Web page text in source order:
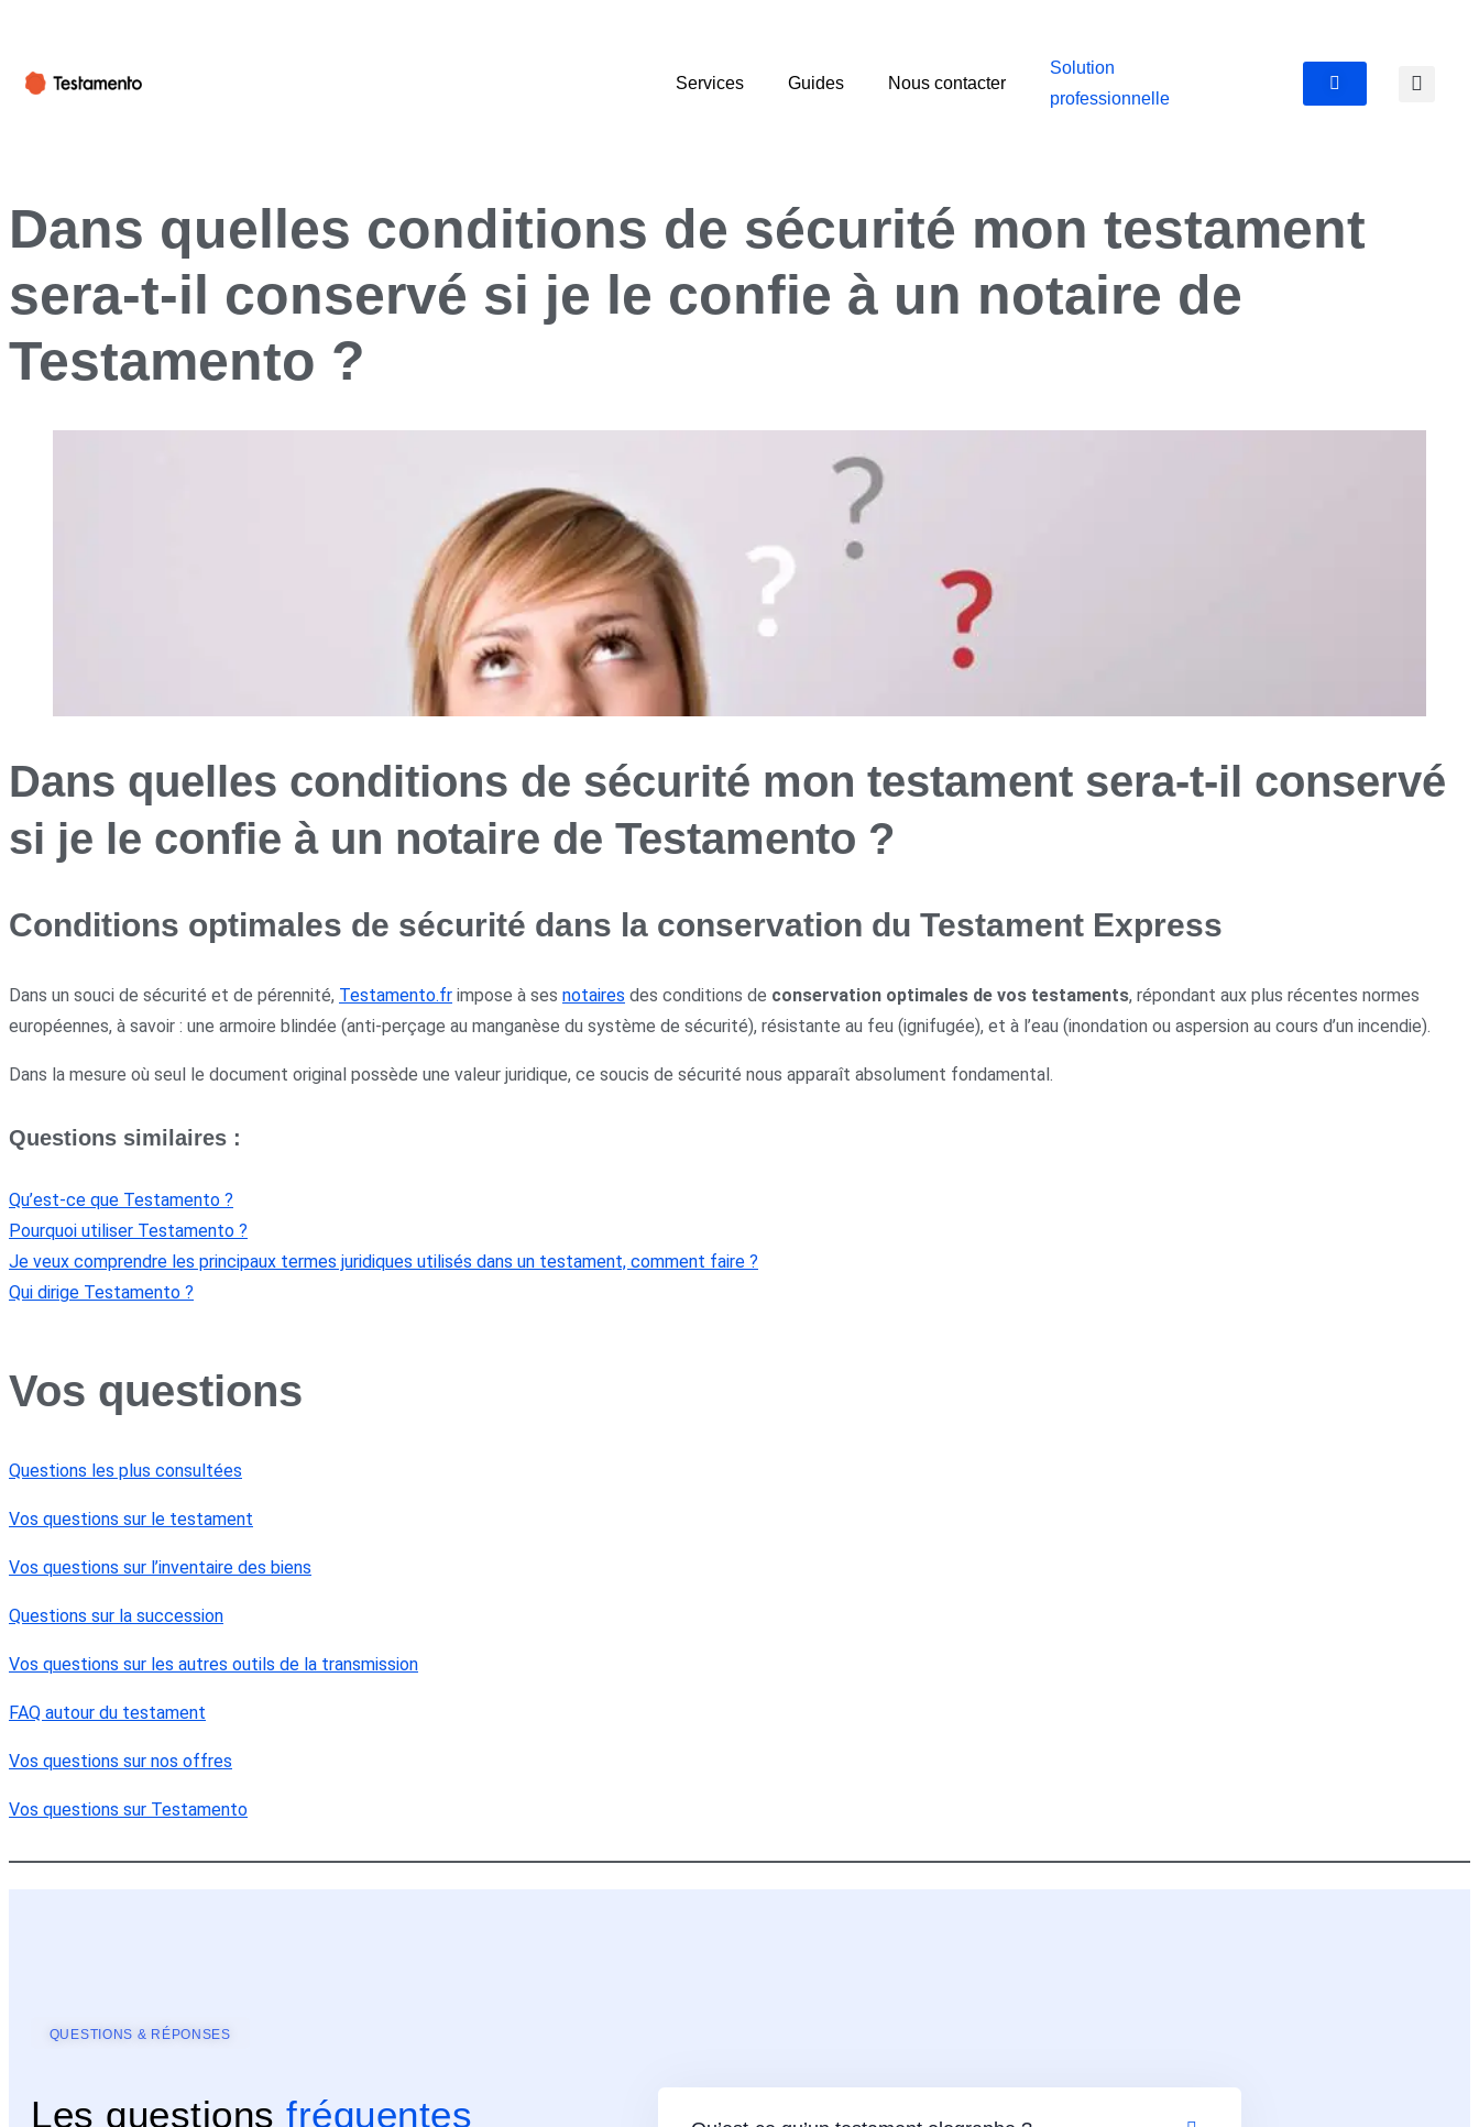
Services Guides Nous contacter
Solution
professionnelle
Dans quelles conditions de sécurité mon testament
sera-t-il conservé si je le confie à un notaire de
Testamento ?
Dans quelles conditions de sécurité mon testament sera-t-il conservé
si je le confie à un notaire de Testamento ?
Conditions optimales de sécurité dans la conservation du Testament Express
Dans un souci de sécurité et de pérennité, Testamento.fr impose à ses notaires des conditions de conservation optimales de vos testaments, répondant aux plus récentes normes
européennes, à savoir : une armoire blindée (anti-perçage au manganèse du système de sécurité), résistante au feu (ignifugée), et à l’eau (inondation ou aspersion au cours d’un incendie).
Dans la mesure où seul le document original possède une valeur juridique, ce soucis de sécurité nous apparaît absolument fondamental.
Questions similaires :
Qu’est-ce que Testamento ?
Pourquoi utiliser Testamento ?
Je veux comprendre les principaux termes juridiques utilisés dans un testament, comment faire ?
Qui dirige Testamento ?
Vos questions
Questions les plus consultées
Vos questions sur le testament
Vos questions sur l’inventaire des biens
Questions sur la succession
Vos questions sur les autres outils de la transmission
FAQ autour du testament
Vos questions sur nos offres
Vos questions sur Testamento
QUESTIONS & RÉPONSES
Les questions fréquentes